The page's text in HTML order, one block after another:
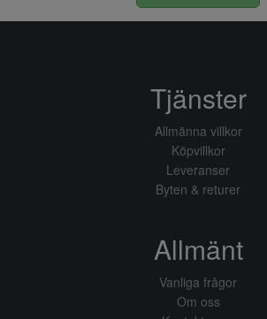
Tjänster
Allmänna villkor
Köpvillkor
Leveranser
Byten & returer
Allmänt
Vanliga frågor
Om oss